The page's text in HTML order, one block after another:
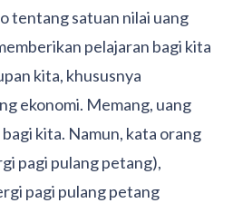
tentang satuan nilai uang
pelajaran bagi kita
kita, khususnya
ekonomi. Memang, uang
kita. Namun, kata orang
pagi pulang petang),
pagi pulang petang